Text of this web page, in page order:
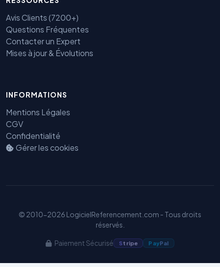
Avis Clients (7200+)
Questions Fréquentes
Contacter un Expert
Mises à jour & Évolutions
INFORMATIONS
Mentions Légales
CGV
Confidentialité
Gérer les cookies
© 2010-2026 LogicielReferencement.com - Tous droits
réservés.
Paiement Sécurisé Stripe PayPal